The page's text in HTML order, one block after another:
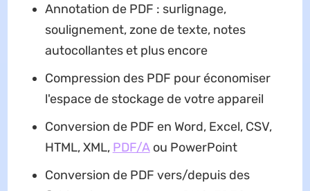
Annotation de PDF : surlignage,
soulignement, zone de texte, notes
autocollantes et plus encore
Compression des PDF pour économiser
l'espace de stockage de votre appareil
Conversion de PDF en Word, Excel, CSV,
HTML, XML, PDF/Aou PowerPoint
Conversion de PDF vers/depuis des